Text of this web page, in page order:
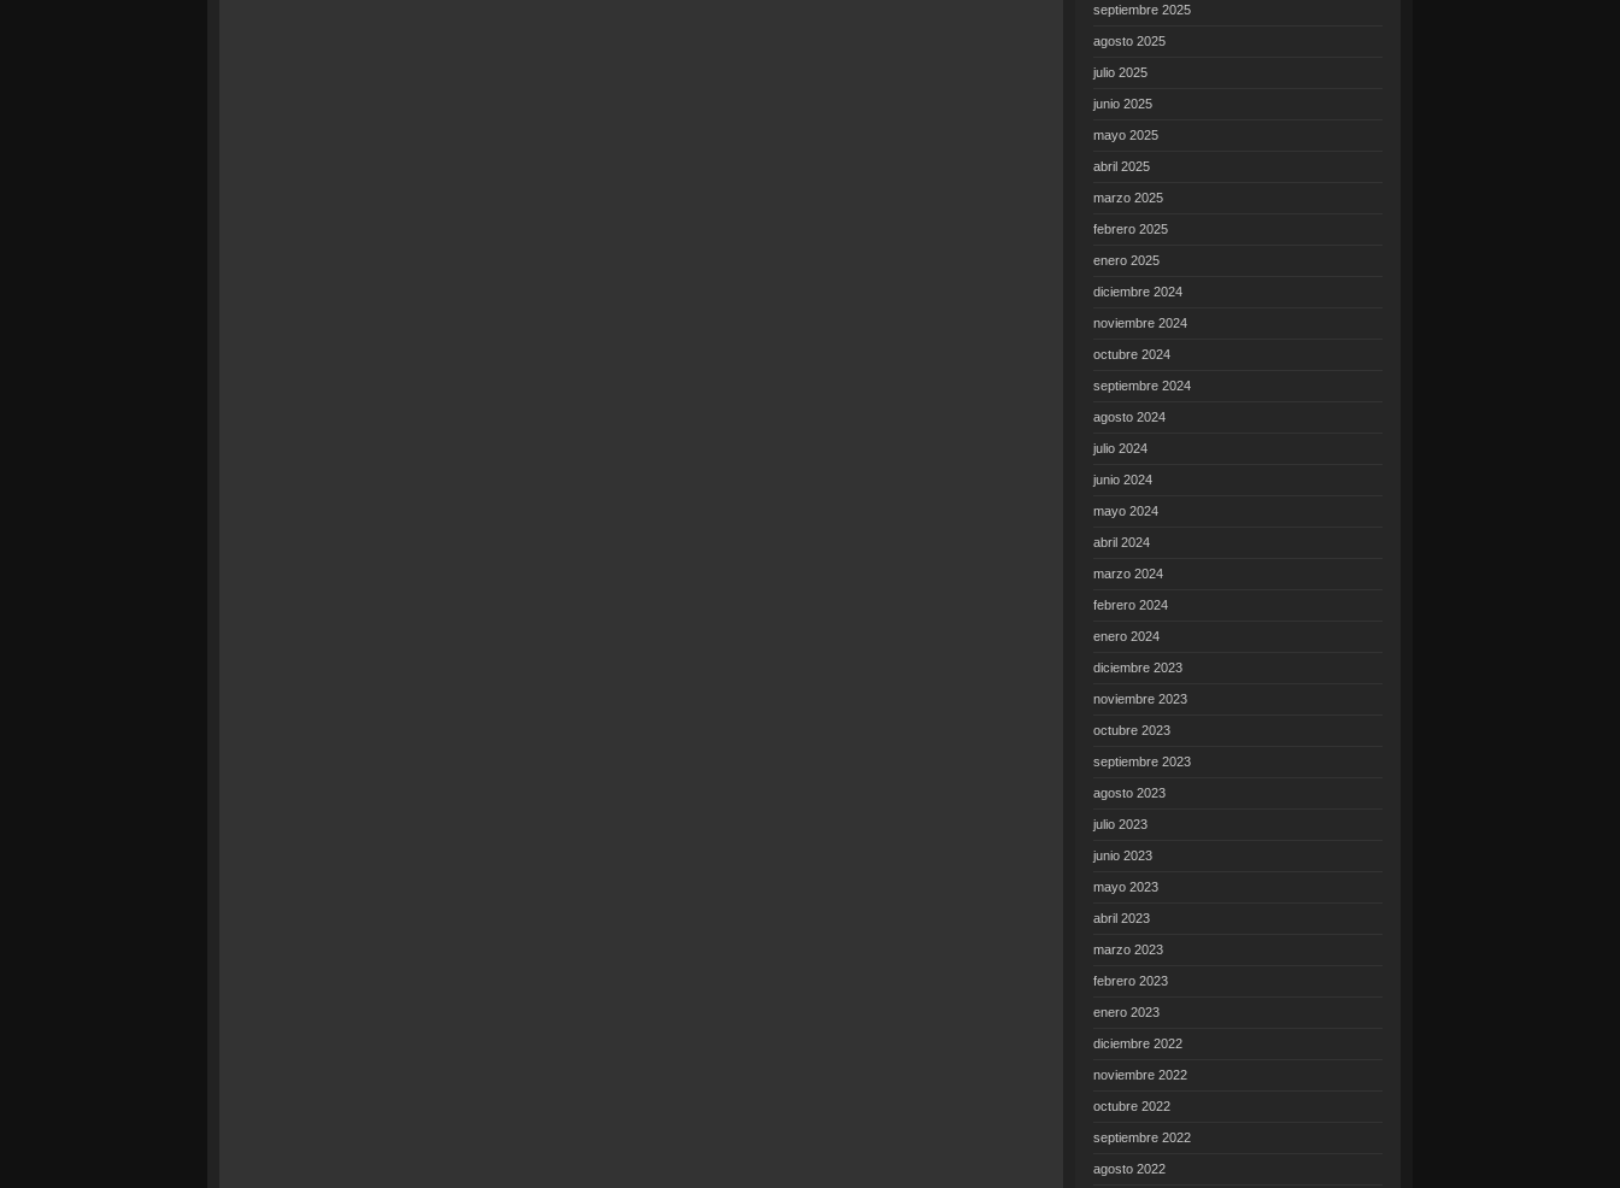
septiembre 2025
agosto 2025
julio 2025
junio 2025
mayo 2025
abril 2025
marzo 2025
febrero 2025
enero 2025
diciembre 2024
noviembre 2024
octubre 2024
septiembre 2024
agosto 2024
julio 2024
junio 2024
mayo 2024
abril 2024
marzo 2024
febrero 2024
enero 2024
diciembre 2023
noviembre 2023
octubre 2023
septiembre 2023
agosto 2023
julio 2023
junio 2023
mayo 2023
abril 2023
marzo 2023
febrero 2023
enero 2023
diciembre 2022
noviembre 2022
octubre 2022
septiembre 2022
agosto 2022